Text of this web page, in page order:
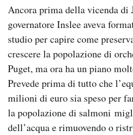
Ancora prima della vicenda di
governatore Inslee aveva
studio per capire come
crescere la popolazione di
Puget, ma ora ha un piano
Prevede prima di tutto che
milioni di euro sia speso per
la popolazione di salmoni
dell’acqua e rimuovendo o